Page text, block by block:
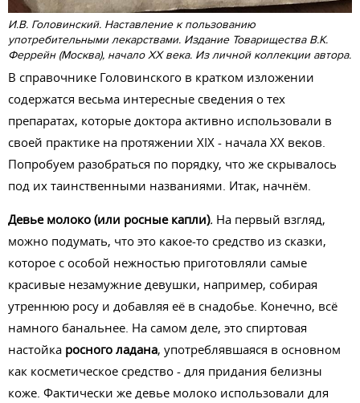
И.В. Головинский. Наставление к пользованию
употребительными лекарствами. Издание Товарищества В.К.
Феррейн (Москва), начало ХХ века. Из личной коллекции автора.
В справочнике Головинского в кратком изложении
содержатся весьма интересные сведения о тех
препаратах, которые доктора активно использовали в
своей практике на протяжении XIX - начала ХХ веков.
Попробуем разобраться по порядку, что же скрывалось
под их таинственными названиями. Итак, начнём.
Девье молоко (или росные капли). На первый взгляд,
можно подумать, что это какое-то средство из сказки,
которое с особой нежностью приготовляли самые
красивые незамужние девушки, например, собирая
утреннюю росу и добавляя её в снадобье. Конечно, всё
намного банальнее. На самом деле, это спиртовая
настойка росного ладана, употреблявшаяся в основном
как косметическое средство - для придания белизны
коже. Фактически же девье молоко использовали для